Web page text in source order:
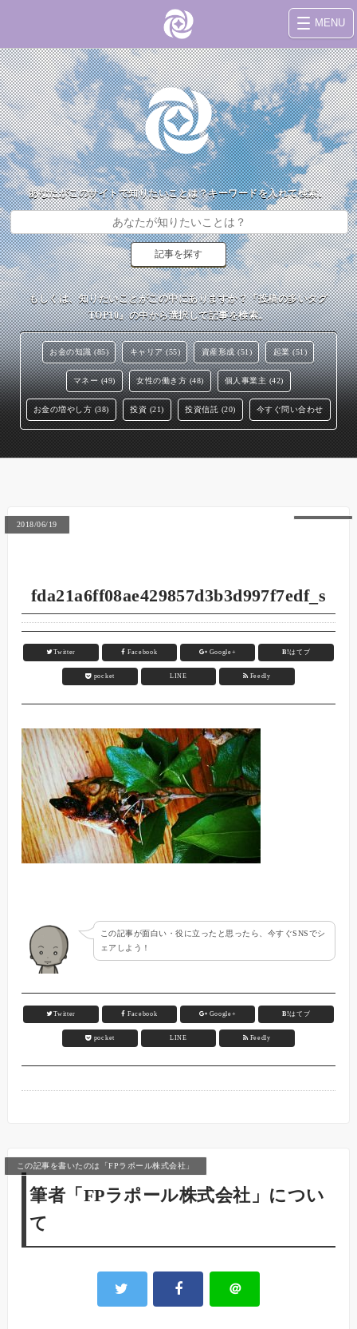
MENU
あなたがこのサイトで知りたいことは？キーワードを入れて検索。
もしくは、知りたいことがこの中にありますか？『投稿の多いタグ
TOP10』の中から選択して記事を検索。
お金の知識 (85) キャリア (55) 資産形成 (51) 起業 (51)
マネー (49) 女性の働き方 (48) 個人事業主 (42)
お金の増やし方 (38) 投資 (21) 投資信託 (20) 今すぐ問い合わせ
2018/06/19
fda21a6ff08ae429857d3b3d997f7edf_s
Twitter Facebook Google+ B!はてブ
pocket LINE Feedly
この記事が面白い・役に立ったと思ったら、今すぐSNSでシ
ェアしよう！
Twitter Facebook Google+ B!はてブ
pocket LINE Feedly
この記事を書いたのは「FPラポール株式会社」
筆者「FPラポール株式会社」につい
て
＠